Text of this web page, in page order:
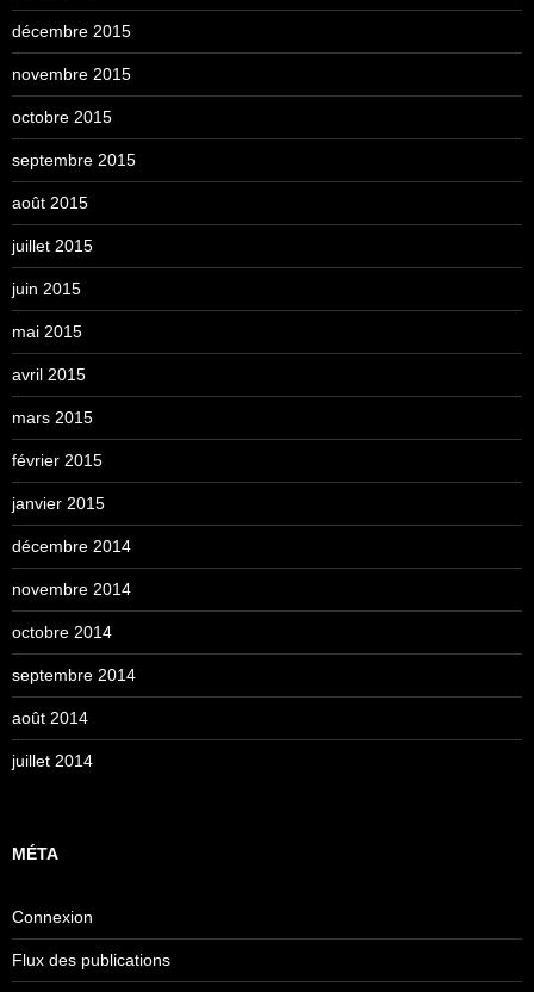
décembre 2015
novembre 2015
octobre 2015
septembre 2015
août 2015
juillet 2015
juin 2015
mai 2015
avril 2015
mars 2015
février 2015
janvier 2015
décembre 2014
novembre 2014
octobre 2014
septembre 2014
août 2014
juillet 2014
MÉTA
Connexion
Flux des publications